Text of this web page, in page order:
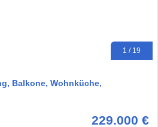
1 / 19
Balkone, Wohnküche,
229.000 €